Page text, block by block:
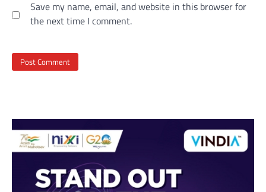
Save my name, email, and website in this browser for
the next time I comment.